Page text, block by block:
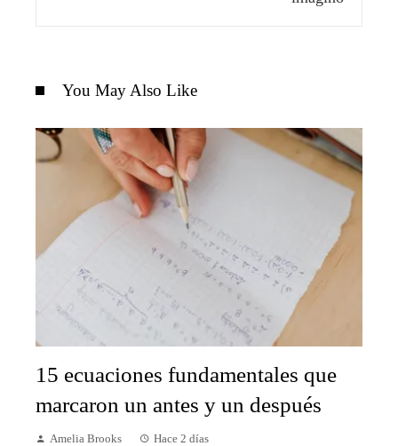
You May Also Like
15 ecuaciones fundamentales que
marcaron un antes y un después
Amelia Brooks Hace 2 días